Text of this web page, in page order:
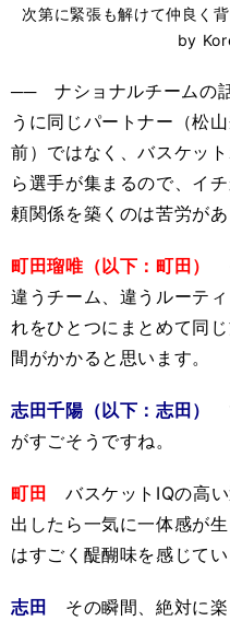
次第に緊張も解けて仲良く
by
── ナショナルチームの
うに同じパートナー（松
前）ではなく、バスケッ
ら選手が集まるので、イ
頼関係を築くのは苦労があ
町田瑠唯（以下：町田）
違うチーム、違うルーテ
れをひとつにまとめて同
間がかかると思います。
志田千陽（以下：志田）
がすごそうですね。
町田
バスケットIQの高
出したら一気に一体感が
はすごく醍醐味を感じてい
志田
その瞬間、絶対に